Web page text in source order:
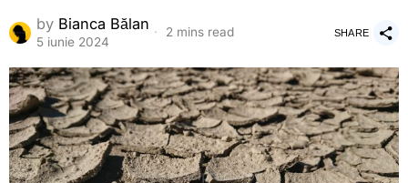
by Bianca Bălan
5 iunie 2024
2 mins read SHARE